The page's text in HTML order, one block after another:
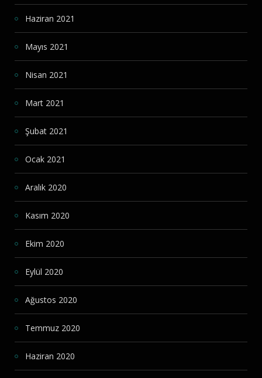
Haziran 2021
Mayıs 2021
Nisan 2021
Mart 2021
Şubat 2021
Ocak 2021
Aralık 2020
Kasım 2020
Ekim 2020
Eylül 2020
Ağustos 2020
Temmuz 2020
Haziran 2020